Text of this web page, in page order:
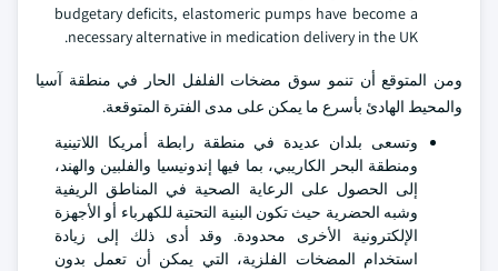
budgetary deficits, elastomeric pumps have become a
necessary alternative in medication delivery in the UK.
ومن المتوقع أن تنمو سوق مضخات الفلفل الحار في منطقة آسيا
والمحيط الهادئ بأسرع ما يمكن على مدى الفترة المتوقعة.
وتسعى بلدان عديدة في منطقة رابطة أمريكا اللاتينية
ومنطقة البحر الكاريبي، بما فيها إندونيسيا والفلبين والهند،
إلى الحصول على الرعاية الصحية في المناطق الريفية
وشبه الحضرية حيث تكون البنية التحتية للكهرباء أو الأجهزة
الإلكترونية الأخرى محدودة. وقد أدى ذلك إلى زيادة
استخدام المضخات الفلزية، التي يمكن أن تعمل بدون